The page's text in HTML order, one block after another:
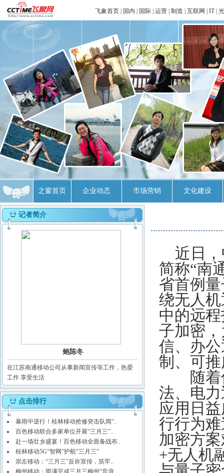
飞象首页 国内 国际 运营 制造 互联网 IT|
之窗首页 企业动态 市场营销 文化建设
记者简介
鲍陈冬
在江苏南通移动公司从事新闻宣传等工作，热爱
工作 享受生活
点击排行
暴雨中逆行！桂林移动抢修突击队闻“..
百色移动联合多家单位开展“三月三”..
赴一场壮乡盛宴！百色移动全面备战布..
桂林移动5G“智网”护航“三月三”
崇左移动：“三月三”反诈宣传，筑牢..
柳州移动：圆满完成三月三柳州“音浪..
近日，
简称“南
省首例
绕无人
中的远
子加密
信、办
制、可
随着低
法、电
应用日
行行为
加密方
+无人机